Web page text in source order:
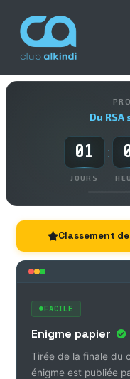
Du
01
JOURS
:
Classement
FACILE
Enigme papier
Tirée de la finale du
énigme est publiée